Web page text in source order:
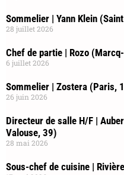
Sommelier | Yann Klein
28 juillet 2026
Chef de partie | Rozo
6 juillet 2026
Sommelier | Zostera (Paris,
26 juin 2026
Directeur de salle H/F |
Valouse, 39)
28 mai 2026
Sous-chef de cuisine |